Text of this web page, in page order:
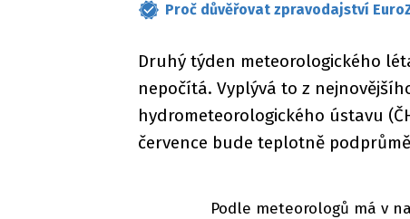
Proč důvěřovat zpravodajství
Druhý týden meteorologického
nepočítá. Vyplývá to z
hydrometeorologického ústavu
července bude teplotně
Podle meteorologů má v